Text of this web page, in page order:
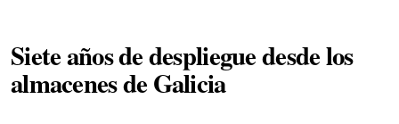
Siete años de despliegue desde los
almacenes de Galicia